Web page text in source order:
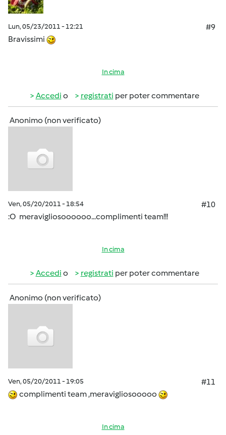
Lun, 05/23/2011 - 12:21
#9
Bravissimi
In cima
Accedi o registrati per poter commentare
Anonimo (non verificato)
Ven, 05/20/2011 - 18:54
#10
:O meravigliosoooooo...complimenti team!!!
In cima
Accedi o registrati per poter commentare
Anonimo (non verificato)
Ven, 05/20/2011 - 19:05
#11
complimenti team ,meravigliosooooo
In cima